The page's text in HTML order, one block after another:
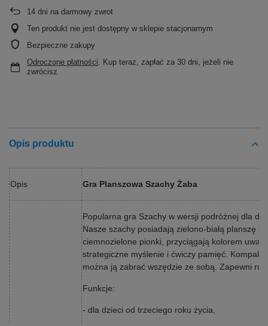
14 dni na darmowy zwrot
Ten produkt nie jest dostępny w sklepie stacjonarnym
Bezpieczne zakupy
Odroczone płatności. Kup teraz, zapłać za 30 dni, jeżeli nie
zwrócisz
Opis produktu
Opis Gra Planszowa Szachy Żaba
Popularna gra Szachy w wersji podróżnej dla
Nasze szachy posiadają zielono-białą planszę i
ciemnozielone pionki, przyciągają kolorem
strategiczne myślenie i ćwiczy pamięć.
można ją zabrać wszędzie ze sobą. Zapewni
Funkcje:
- dla dzieci od trzeciego roku życia,